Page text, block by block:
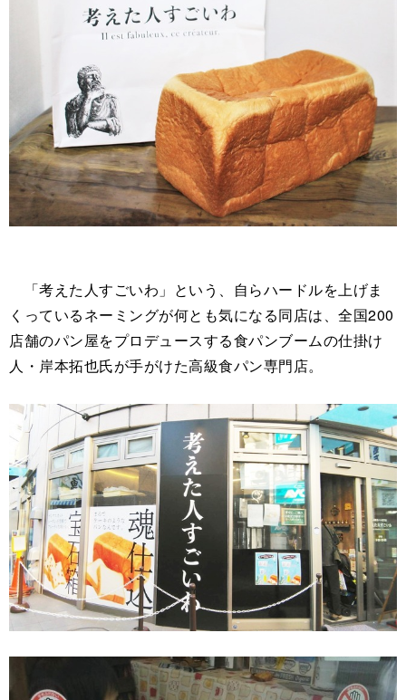
「考えた人すごいわ」という、自らハードルを上げま
くっているネーミングが何とも気になる同店は、全国200
店舗のパン屋をプロデュースする食パンブームの仕掛け
人・岸本拓也氏が手がけた高級食パン専門店。